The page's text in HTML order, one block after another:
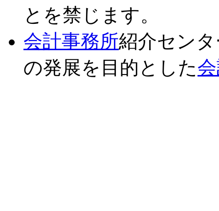
とを禁じます。
会計事務所紹介セン
の発展を目的とした